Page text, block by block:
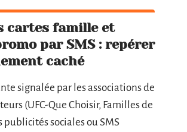
cartes famille et
par SMS : repérer
caché
signalée par les associations de
(UFC-Que Choisir, Familles de
publicités sociales ou SMS